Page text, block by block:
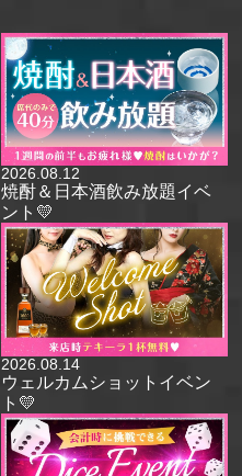
2026.08.12
焼酎＆日本酒飲み放題イベ
ント💛
2026.08.14
ウェルカムショットイベン
ト💛